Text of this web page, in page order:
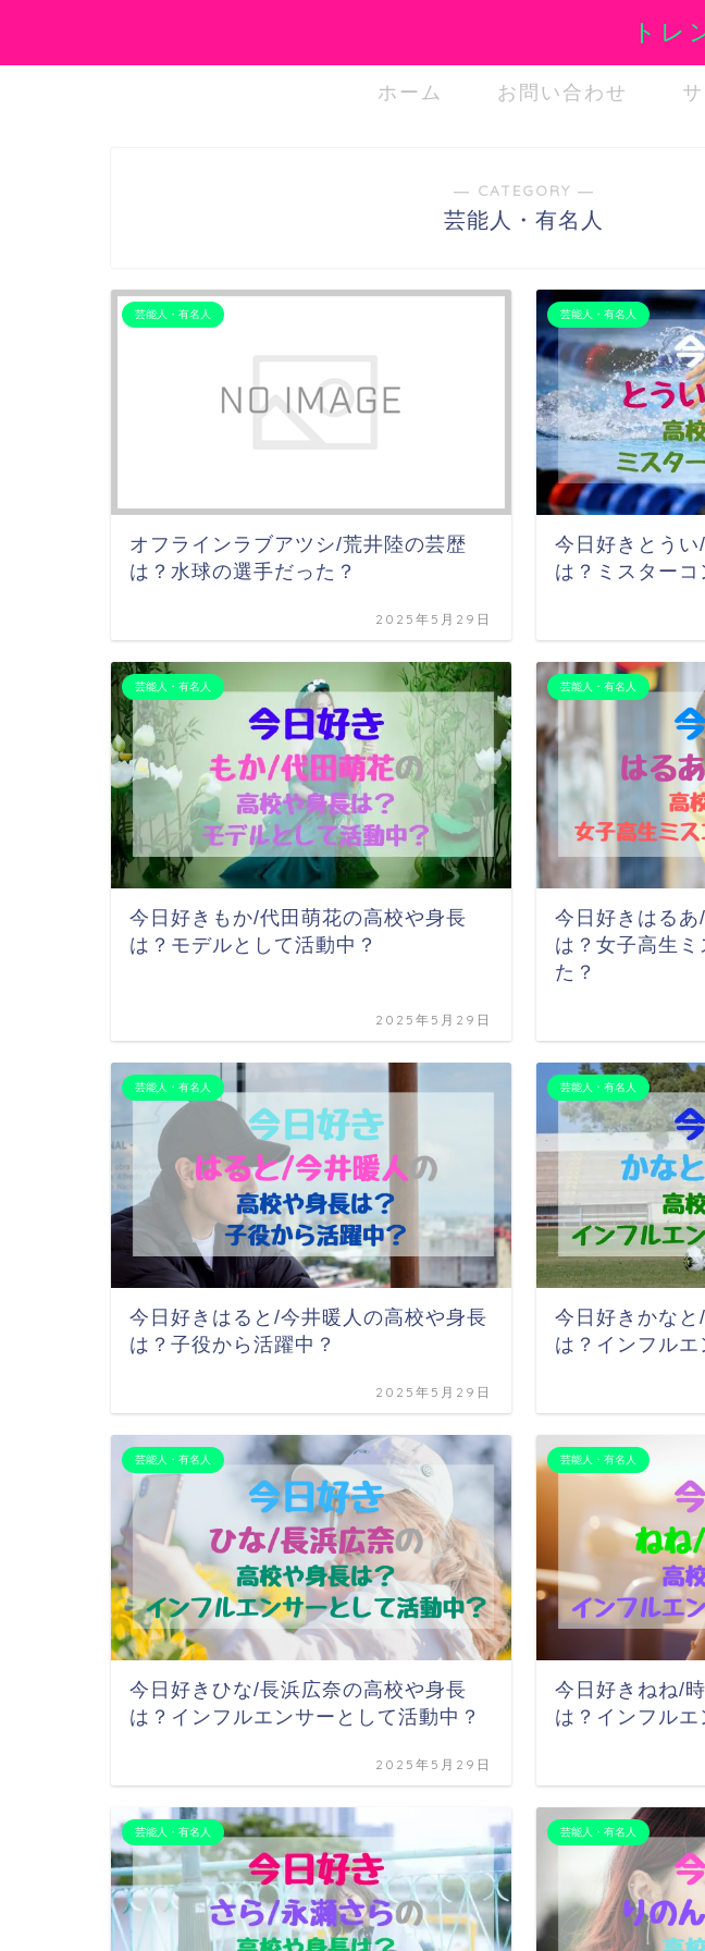
トレ
ホーム お問い合わせ
― CATEGORY ―
芸能人・有名人
芸能人・有名人
オフラインラブアツシ/荒井陸の芸歴
は？水球の選手だった？
2025年5月29日
芸能人・有名人
今日好きとう
は？ミスターコ
芸能人・有名人
今日好きもか/代田萌花の高校や身長
は？モデルとして活動中？
2025年5月29日
芸能人・有名人
今日好きはる
は？女子高生
た？
芸能人・有名人
今日好きはると/今井暖人の高校や身長
は？子役から活躍中？
2025年5月29日
芸能人・有名人
今日好きかな
は？インフルエ
芸能人・有名人
今日好きひな/長浜広奈の高校や身長
は？インフルエンサーとして活動中？
2025年5月29日
芸能人・有名人
今日好きねね/
は？インフルエ
芸能人・有名人 芸能人・有名人